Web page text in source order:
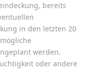
bereits
in den letzten 20
werden.
oder andere